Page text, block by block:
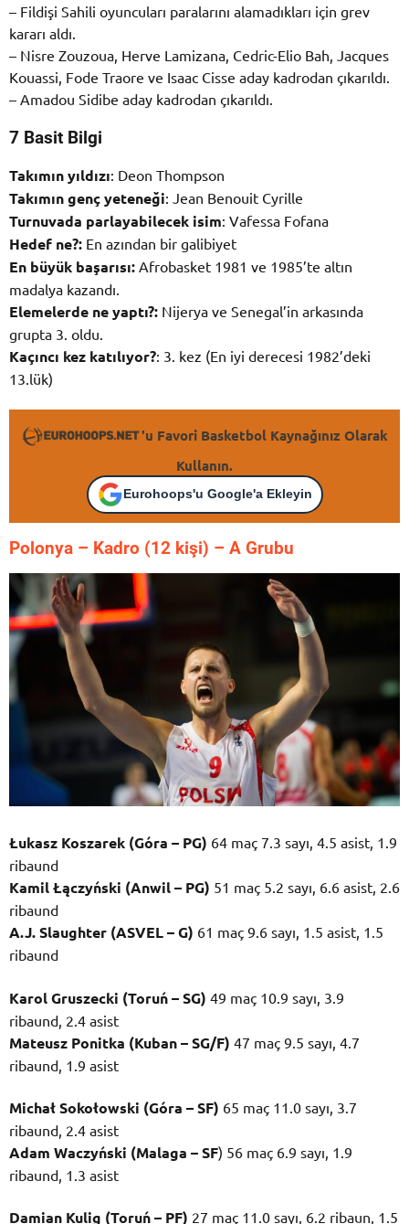
– Fildişi Sahili oyuncuları paralarını alamadıkları için grev
kararı aldı.
– Nisre Zouzoua, Herve Lamizana, Cedric-Elio Bah, Jacques
Kouassi, Fode Traore ve Isaac Cisse aday kadrodan çıkarıldı.
– Amadou Sidibe aday kadrodan çıkarıldı.
7 Basit Bilgi
Takımın yıldızı: Deon Thompson
Takımın genç yeteneği: Jean Benouit Cyrille
Turnuvada parlayabilecek isim: Vafessa Fofana
Hedef ne?: En azından bir galibiyet
En büyük başarısı: Afrobasket 1981 ve 1985’te altın
madalya kazandı.
Elemelerde ne yaptı?: Nijerya ve Senegal’in arkasında
grupta 3. oldu.
Kaçıncı kez katılıyor?: 3. kez (En iyi derecesi 1982’deki
13.lük)
'u Favori Basketbol Kaynağınız Olarak
Kullanın.
Eurohoops'u Google'a Ekleyin
Polonya – Kadro (12 kişi) – A Grubu
Łukasz Koszarek (Góra – PG) 64 maç 7.3 sayı, 4.5 asist, 1.9
ribaund
Kamil Łączyński (Anwil – PG) 51 maç 5.2 sayı, 6.6 asist, 2.6
ribaund
A.J. Slaughter (ASVEL – G) 61 maç 9.6 sayı, 1.5 asist, 1.5
ribaund
Karol Gruszecki (Toruń – SG) 49 maç 10.9 sayı, 3.9
ribaund, 2.4 asist
Mateusz Ponitka (Kuban – SG/F) 47 maç 9.5 sayı, 4.7
ribaund, 1.9 asist
Michał Sokołowski (Góra – SF) 65 maç 11.0 sayı, 3.7
ribaund, 2.4 asist
Adam Waczyński (Malaga – SF) 56 maç 6.9 sayı, 1.9
ribaund, 1.3 asist
Damian Kulig (Toruń – PF) 27 maç 11.0 sayı, 6.2 ribaun, 1.5